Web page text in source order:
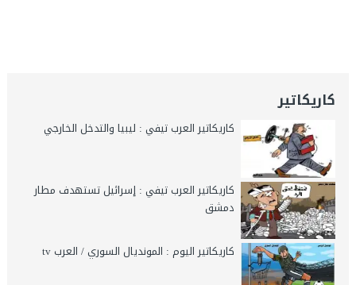
كاريكاتير
كاريكاتير العرب تيفي : ليبيا والتدخل الخارجي
كاريكاتير العرب تيفي : إسرائيل تستهدف مطار
دمشق
كاريكاتير اليوم : المونديال السوري / العرب tv